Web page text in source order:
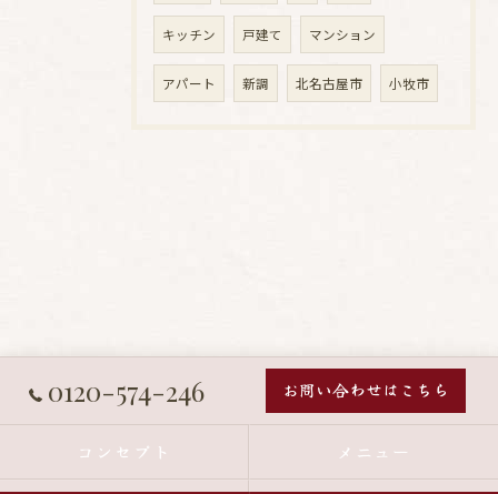
キッチン 戸建て マンション
アパート 新調 北名古屋市 小牧市
0120-574-246 お問い合わせはこちら
コンセプト メニュー